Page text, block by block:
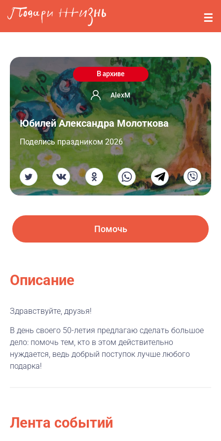
Перейти к основному содержанию
События
О нас
Вопросы
Войти
Регистрация
В архиве
AlexM
Юбилей Александра Молоткова
Поделись праздником 2026
Помочь
Описание
Здравствуйте, друзья!
В день своего 50-летия предлагаю сделать большое
дело: помочь тем, кто в этом действительно
нуждается, ведь добрый поступок лучше любого
подарка!
Лента событий